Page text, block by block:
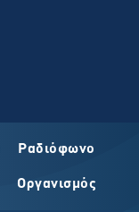
Ραδιόφωνο
Οργανισμός